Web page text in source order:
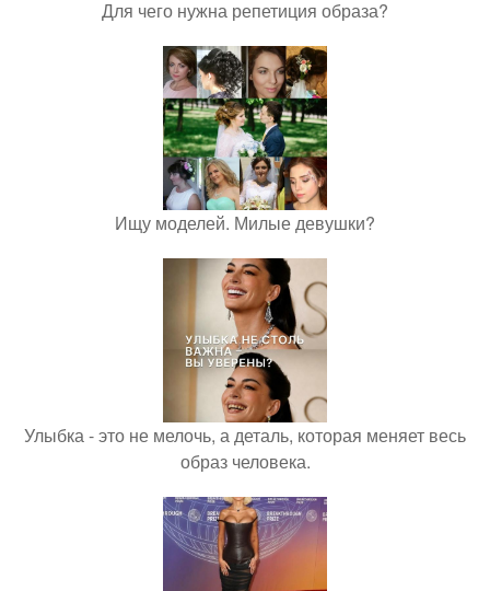
Для чего нужна репетиция образа?
Ищу моделей. Милые девушки?
Улыбка - это не мелочь, а деталь, которая меняет весь
образ человека.